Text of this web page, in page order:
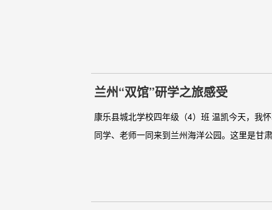
兰州“双馆”研学之旅感受
康乐县城北学校四年级（4）班 温凯今天，我
同学、老师一同来到兰州海洋公园。这里是甘